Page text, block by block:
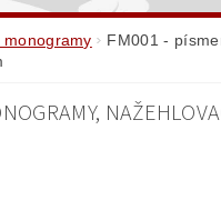
HOT-FIX.CZ
FM001 -